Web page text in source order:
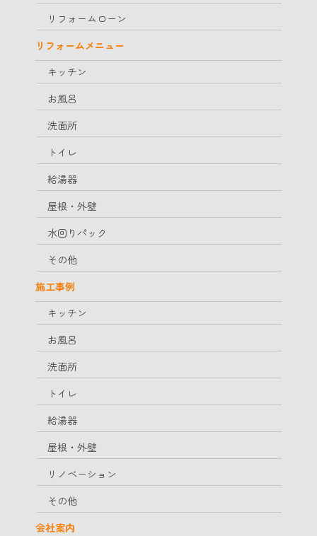
リフォームローン
リフォームメニュー
キッチン
お風呂
洗面所
トイレ
給湯器
屋根・外壁
水回りパック
その他
施工事例
キッチン
お風呂
洗面所
トイレ
給湯器
屋根・外壁
リノベーション
その他
会社案内